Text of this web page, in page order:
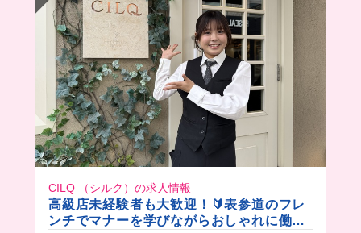
CILQ （シルク）の求人情報
高級店未経験者も大歓迎！🔰表参道のフレ
ンチでマナーを学びながらおしゃれに働け